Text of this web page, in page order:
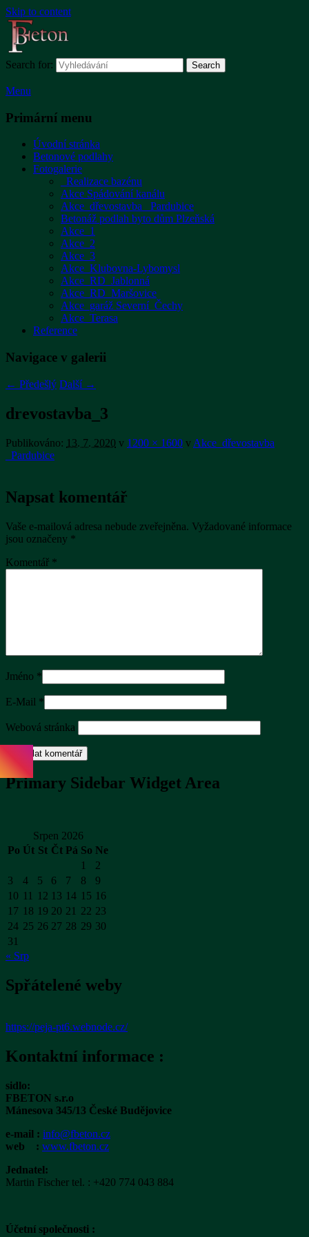
Skip to content
Search for: Search
Menu
Primární menu
Úvodní stránka
Betonové podlahy
Fotogalerie
_Realizace bazénu
Akce Spádování kanálu
Akce_dřevostavba _Pardubice
Betonáž podlah byto dům Plzeňská
Akce_1
Akce_2
Akce_3
Akce_Klubovna-Lybomysl
Akce_RD_Jablonná
Akce_RD_Maršovice
Akce_garáž Severní_Čechy
Akce_Terasa
Reference
Navigace v galerii
← Předešlý Další →
drevostavba_3
Publikováno: 13. 7. 2020 v 1200 × 1600 v Akce_dřevostavba
_Pardubice
Napsat komentář
Vaše e-mailová adresa nebude zveřejněna. Vyžadované informace
jsou označeny *
Komentář *
Jméno *
E-Mail *
Webová stránka
Primary Sidebar Widget Area
Srpen 2026
Po Út St Čt Pá So Ne
1
2
3
4 5 6 7 8
9
10 11 12 13 14 15 16
17 18 19 20 21 22 23
24 25 26 27 28 29 30
31
« Srp
Spřátelené weby
https://peja-pt6.webnode.cz/
Kontaktní informace :
sidlo:
FBETON s.r.o
Mánesova 345/13 České Budějovice
e-mail : info@fbeton.cz
web : www.fbeton.cz
Jednatel:
Martin Fischer tel. : +420 774 043 884
Účetní společnosti :